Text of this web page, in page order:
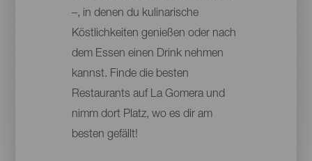
–, in denen du kulinarische
Köstlichkeiten genießen oder nach
dem Essen einen Drink nehmen
kannst. Finde die besten
Restaurants auf La Gomera und
nimm dort Platz, wo es dir am
besten gefällt!